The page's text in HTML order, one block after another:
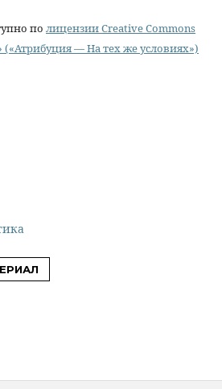
по лицензии Creative Commons
— На тех же условиях»)